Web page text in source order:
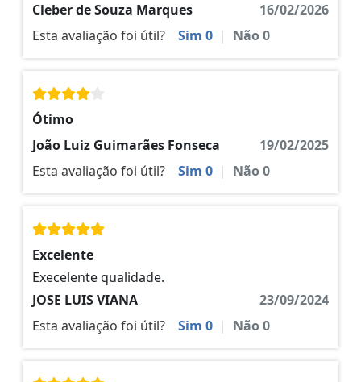
Cleber de Souza Marques
16/02/2026
Esta avaliação foi útil?
Sim 0 | Não0
Ótimo
João Luiz Guimarães Fonseca
19/02/2025
Esta avaliação foi útil?
Sim 0 | Não0
Excelente
Execelente qualidade.
JOSE LUIS VIANA
23/09/2024
Esta avaliação foi útil?
Sim 0 | Não0